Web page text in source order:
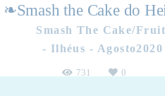
❧Smash the Cake do
Smash The Cake/Fruit
Ilhéus - Agosto2020
731 0